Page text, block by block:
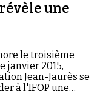
une
le troisième
janvier 2015,
Jean-Jaurès se
à l'IFOP une